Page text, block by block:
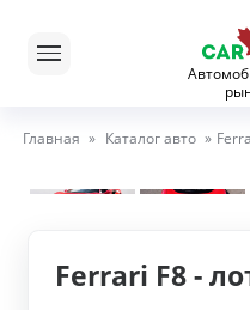
Главная » Каталог авто »
Ferrari F8 -